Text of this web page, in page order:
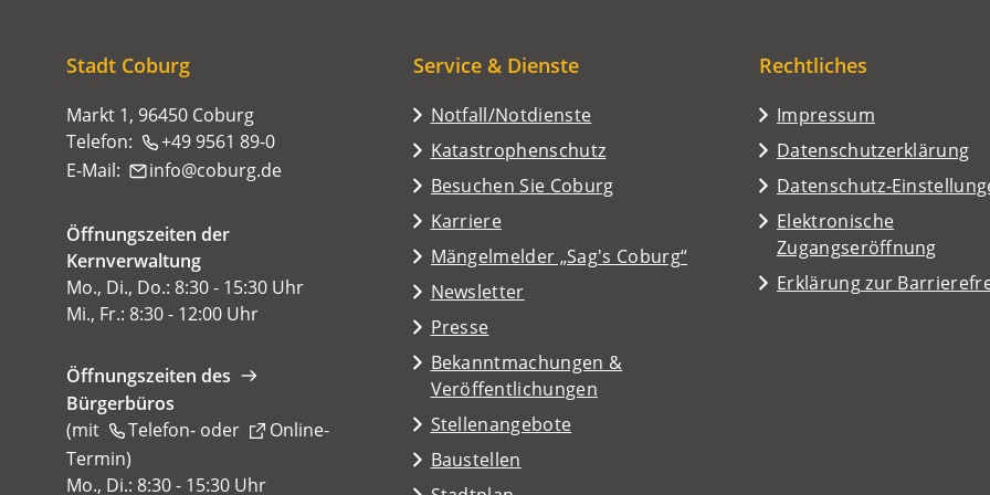
hier:
Stadt Coburg
Markt 1, 96450 Coburg
Telefon:
+49 9561 89-0
E-Mail:
info coburg de
Öffnungszeiten der
Kernverwaltung
Mo., Di., Do.: 8:30 - 15:30 Uhr
Mi., Fr.: 8:30 - 12:00 Uhr
Öffnungszeiten des
Bürgerbüros
(mit
Telefon- oder
Online-
Termin
(Öffnet
in
)
Mo., Di.: 8:30 - 15:30 Uhr
Service & Dienste
Notfall/Notdienste
Katastrophenschutz
Besuchen Sie Coburg
(Öffnet
in
neuen
Tab)
Karriere
Mängelmelder „Sag's Coburg“
(Öffnet
in
neuen
Tab)
Newsletter
Presse
Bekanntmachungen &
Veröffentlichungen
Stellenangebote
Baustellen
Rechtliches
Impressum
Datenschutzerklärung
Datenschutz-
Elektronische
Zugangseröffnung
Erklärung zur